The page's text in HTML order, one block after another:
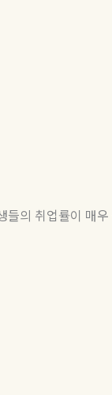
들의 취업률이 매우